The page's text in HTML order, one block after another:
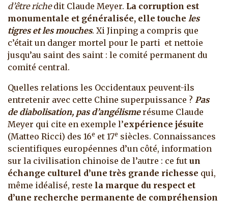
d’être richedit Claude Meyer. La corruption est
monumentale et généralisée, elle touche les
tigres et les mouches. Xi Jinping a compris que
c’était un danger mortel pour le parti et nettoie
jusqu’au saint des saint : le comité permanent du
comité central.
Quelles relations les Occidentaux peuvent-ils
entretenir avec cette Chine superpuissance ? Pas
de diabolisation, pas d’angélismerésume Claude
Meyer qui cite en exemple l’expérience jésuite
(Matteo Ricci) des 16e et 17e siècles. Connaissances
scientifiques européennes d’un côté, information
sur la civilisation chinoise de l’autre : ce fut un
échange culturel d’une très grande richesse qui,
même idéalisé, reste la marque du respect et
d’une recherche permanente de compréhension